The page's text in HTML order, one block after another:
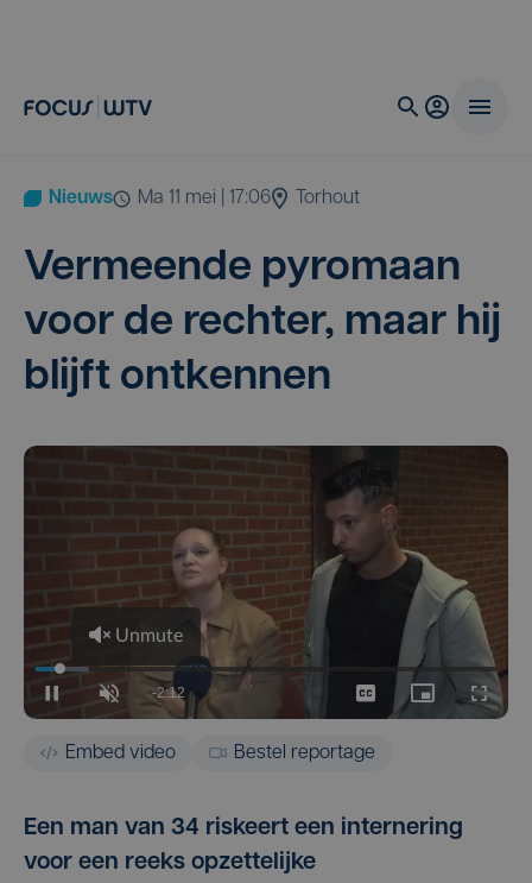
Nieuws ma 11 mei | 17:06 Torhout
Ver­meen­de pyro­maan
voor de rech­ter, maar hij
blijft ontkennen
Embed video Bestel reportage
Een man van 34 riskeert een internering
voor een reeks opzettelijke